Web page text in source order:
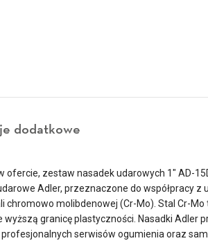
dodatkowe
ofercie, zestaw nasadek udarowych 1″ AD-
Adler, przeznaczone do współpracy
chromowo molibdenowej (Cr-Mo). Stal Cr-
granicę plastyczności. Nasadki Adler
serwisów ogumienia oraz